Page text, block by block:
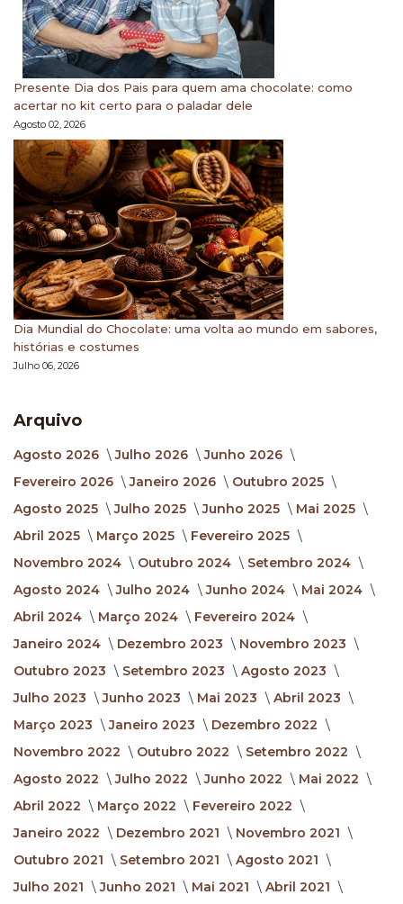
Presente Dia dos Pais para quem ama chocolate: como
acertar no kit certo para o paladar dele
Agosto 02, 2026
Dia Mundial do Chocolate: uma volta ao mundo em sabores,
histórias e costumes
Julho 06, 2026
Arquivo
Agosto 2026 Julho 2026
Junho 2026
Fevereiro 2026
Janeiro 2026
Outubro 2025
Agosto 2025
Julho 2025 Junho 2025
Mai 2025
Abril 2025
Março 2025
Fevereiro 2025
Novembro 2024
Outubro 2024
Setembro 2024
Agosto 2024
Julho 2024 Junho 2024
Mai 2024
Abril 2024
Março 2024
Fevereiro 2024
Janeiro 2024
Dezembro 2023
Novembro 2023
Outubro 2023
Setembro 2023
Agosto 2023
Julho 2023
Junho 2023 Mai 2023
Abril 2023
Março 2023
Janeiro 2023
Dezembro 2022
Novembro 2022
Outubro 2022
Setembro 2022
Agosto 2022
Julho 2022 Junho 2022
Mai 2022
Abril 2022
Março 2022
Fevereiro 2022
Janeiro 2022
Dezembro 2021
Novembro 2021
Outubro 2021
Setembro 2021
Agosto 2021
Julho 2021
Junho 2021 Mai 2021
Abril 2021